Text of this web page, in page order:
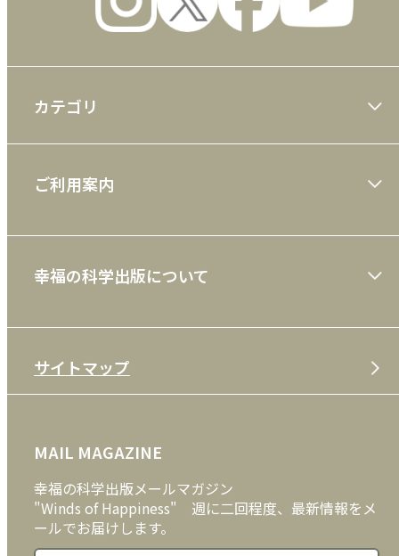
カテゴリ
雑誌
CD
DVD・ブルーレイ
外国語
ご利用案内
利用規約
特定商取引法
プライバシーポリシー
クッキーポリシー
幸福の科学出版について
メディア・ライブラリー
サイトマップ
MAIL MAGAZINE
幸福の科学出版メールマガジン
"Winds of Happiness" 週に二回程度、最新情報をメ
ールでお届けします。